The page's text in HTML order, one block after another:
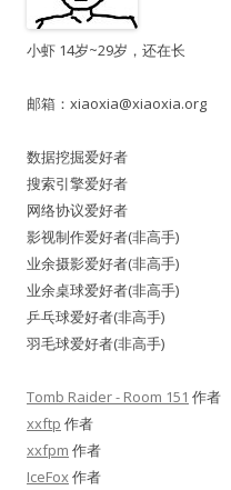
小虾 14岁~29岁，还在长
邮箱： xiaoxia@xiaoxia.org
数据挖掘爱好者
搜索引擎爱好者
网络协议爱好者
影视制作爱好者(非高手)
业余摄影爱好者(非高手)
业余桌球爱好者(非高手)
乒乓球爱好者(非高手)
羽毛球爱好者(非高手)
Tomb Raider - Room 151 作者
xxftp 作者
xxfpm 作者
IceFox作者